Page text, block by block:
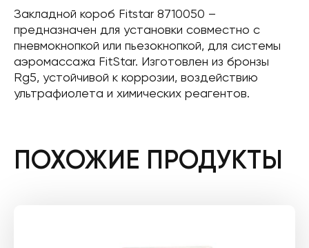
Закладной короб Fitstar 8710050 –
предназначен для установки совместно с
пневмокнопкой или пьезокнопкой, для системы
аэромассажа FitStar. Изготовлен из бронзы
Rg5, устойчивой к коррозии, воздействию
ультрафиолета и химических реагентов.
ПОХОЖИЕ ПРОДУКТЫ